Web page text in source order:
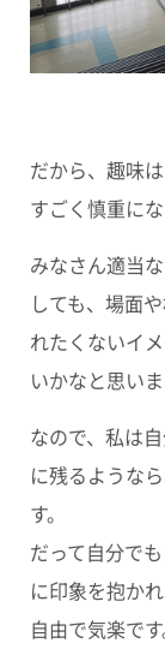
だから、趣味
すごく慎重に
みなさん適当
しても、場面
れたくないイ
いかなと思いま
なので、私は
に残るような
す。
だって自分で
に印象を抱か
自由で気楽です